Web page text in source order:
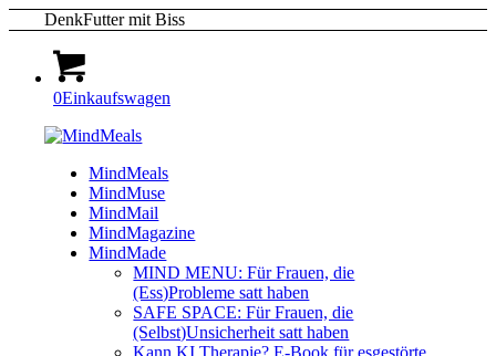
DenkFutter mit Biss
0Einkaufswagen
MindMeals
MindMuse
MindMail
MindMagazine
MindMade
MIND MENU: Für Frauen, die
(Ess)Probleme satt haben
SAFE SPACE: Für Frauen, die
(Selbst)Unsicherheit satt haben
Kann KI Therapie? E-Book für esgestörte